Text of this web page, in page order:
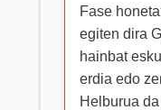
Fase
egiten dira
hainbat
erdia edo
Helburua da